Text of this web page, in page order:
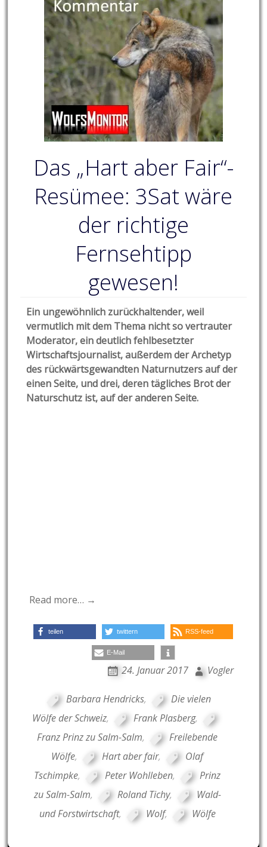
Das „Hart aber Fair“-
Resümee: 3Sat wäre
der richtige
Fernsehtipp
gewesen!
Ein ungewöhnlich zurückhaltender, weil
vermutlich mit dem Thema nicht so vertrauter
Moderator, ein deutlich fehlbesetzter
Wirtschaftsjournalist, außerdem der Archetyp
des rückwärtsgewandten Naturnutzers auf der
einen Seite, und drei, deren tägliches Brot der
Naturschutz ist, auf der anderen Seite.
Read more… →
teilen twittern RSS-feed
E-Mail
24. Januar 2017 Vogler
Barbara Hendricks,
Die vielen
Wölfe der Schweiz, Frank Plasberg,
Franz Prinz zu Salm-Salm,
Freilebende
Wölfe, Hart aber fair,
Olaf
Tschimpke, Peter Wohlleben,
Prinz
zu Salm-Salm, Roland Tichy,
Wald-
und Forstwirtschaft, Wolf, Wölfe